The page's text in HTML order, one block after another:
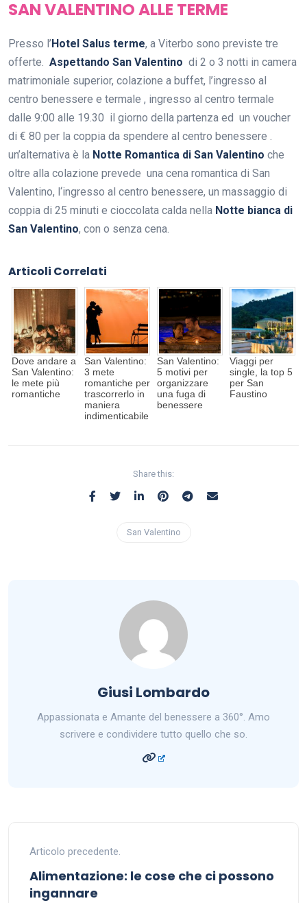
SAN VALENTINO ALLE TERME
Presso l’ Hotel Salus terme, a Viterbo sono previste tre
offerte. Aspettando San Valentino di 2 o 3 notti in camera
matrimoniale superior, colazione a buffet, l’ingresso al
centro benessere e termale , ingresso al centro termale
dalle 9:00 alle 19.30 il giorno della partenza ed un voucher
di € 80 per la coppia da spendere al centro benessere .
un’alternativa è la Notte Romantica di San Valentino che
oltre alla colazione prevede una cena romantica di San
Valentino, l‘ingresso al centro benessere, un massaggio di
coppia di 25 minuti e cioccolata calda nella Notte bianca di
San Valentino, con o senza cena.
Articoli Correlati
Dove andare a
San Valentino:
le mete più
romantiche
San Valentino:
3 mete
romantiche per
trascorrerlo in
maniera
indimenticabile
San Valentino:
5 motivi per
organizzare
una fuga di
benessere
Viaggi per
single, la top 5
per San
Faustino
Share this:
San Valentino
Giusi Lombardo
Appassionata e Amante del benessere a 360°. Amo
scrivere e condividere tutto quello che so.
Articolo precedente.
Alimentazione: le cose che ci possono
ingannare